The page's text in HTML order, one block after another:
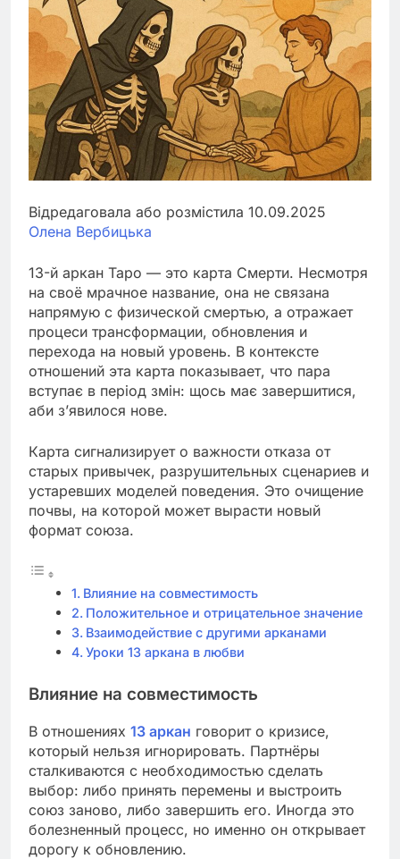
Відредаговала або розмістила 10.09.2025
Олена Вербицька
13-й аркан Таро — это карта Смерти. Несмотря
на своё мрачное название, она не связана
напрямую с физической смертью, а отражает
процеси трансформации, обновления и
перехода на новый уровень. В контексте
отношений эта карта показывает, что пара
вступає в період змін: щось має завершитися,
аби з’явилося нове.
Карта сигнализирует о важности отказа от
старых привычек, разрушительных сценариев и
устаревших моделей поведения. Это очищение
почвы, на которой может вырасти новый
формат союза.
Влияние на совместимость
Положительное и отрицательное значение
Взаимодействие с другими арканами
Уроки 13 аркана в любви
Влияние на совместимость
В отношениях 13 аркан говорит о кризисе,
который нельзя игнорировать. Партнёры
сталкиваются с необходимостью сделать
выбор: либо принять перемены и выстроить
союз заново, либо завершить его. Иногда это
болезненный процесс, но именно он открывает
дорогу к обновлению.